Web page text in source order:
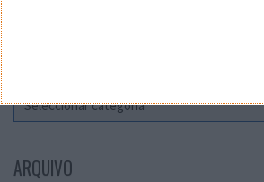
ARQUIVO